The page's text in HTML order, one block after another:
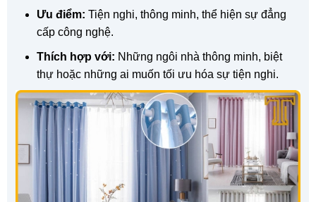
Ưu điểm: Tiện nghi, thông minh, thể hiện sự đẳng
cấp công nghệ.
Thích hợp với: Những ngôi nhà thông minh, biệt
thự hoặc những ai muốn tối ưu hóa sự tiện nghi.